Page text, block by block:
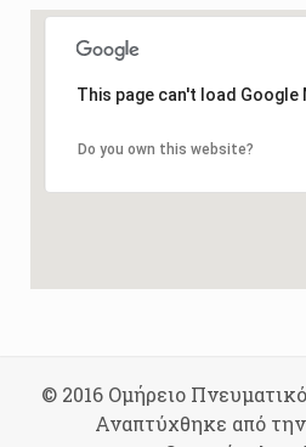
This page can't load
Do you own this website?
© 2016 Ομήρειο
Αναπτύχθηκε από